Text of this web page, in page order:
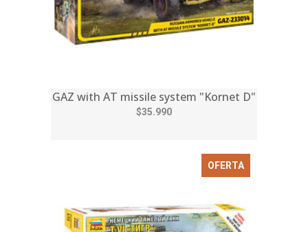
GAZ with AT missile system "Kornet D"
$35.990
OFERTA